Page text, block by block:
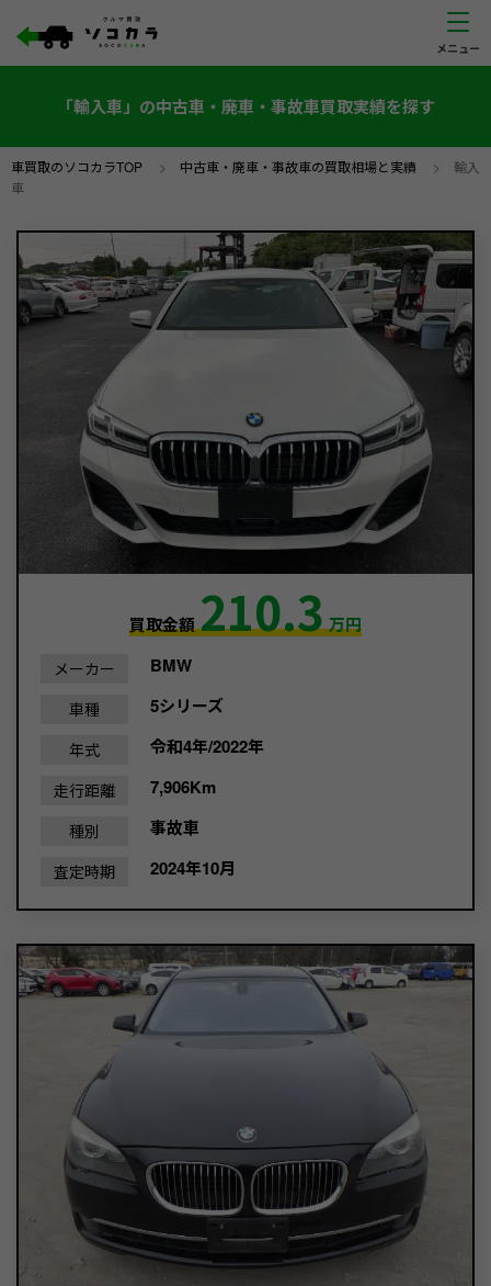
「輸入車」の中古車・廃車・事故車買取実績を探す
車買取のソコカラTOP > 中古車・廃車・事故車の買取相場と実績 > 輸入
車
買取金額210.3万円
メーカー BMW
車種 5シリーズ
年式 令和4年/2022年
走行距離 7,906Km
種別 事故車
査定時期 2024年10月